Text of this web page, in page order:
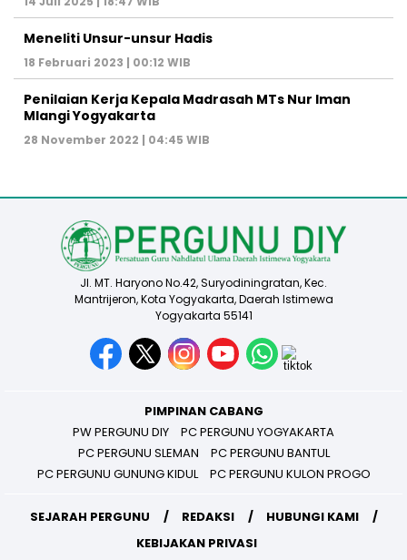
Meneliti Unsur-unsur Hadis
18 Februari 2023 | 00:12 WIB
Penilaian Kerja Kepala Madrasah MTs Nur Iman
Mlangi Yogyakarta
28 November 2022 | 04:45 WIB
Jl. MT. Haryono No.42, Suryodiningratan, Kec.
Mantrijeron, Kota Yogyakarta, Daerah Istimewa
Yogyakarta 55141
PIMPINAN CABANG
PW PERGUNU DIY
PC PERGUNU YOGYAKARTA
PC PERGUNU SLEMAN
PC PERGUNU BANTUL
PC PERGUNU GUNUNG KIDUL
PC PERGUNU KULON PROGO
SEJARAH PERGUNU REDAKSI
HUBUNGI KAMI
KEBIJAKAN PRIVASI